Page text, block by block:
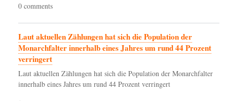
0 comments
Laut aktuellen Zählungen hat sich die Population der
Monarchfalter innerhalb eines Jahres um rund 44 Prozent
verringert
Laut aktuellen Zählungen hat sich die Population der Monarchfalter
innerhalb eines Jahres um rund 44 Prozent verringert